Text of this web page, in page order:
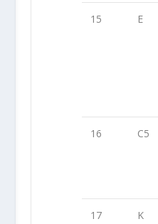
15 E
16 C5
17 K